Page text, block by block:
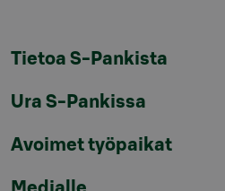
Tietoa S-Pankista
Ura S-Pankissa
Avoimet työpaikat